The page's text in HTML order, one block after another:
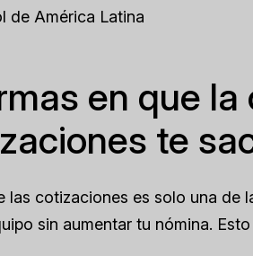
de América Latina
en que
te
las cotizaciones es solo una de
sin aumentar tu nómina.